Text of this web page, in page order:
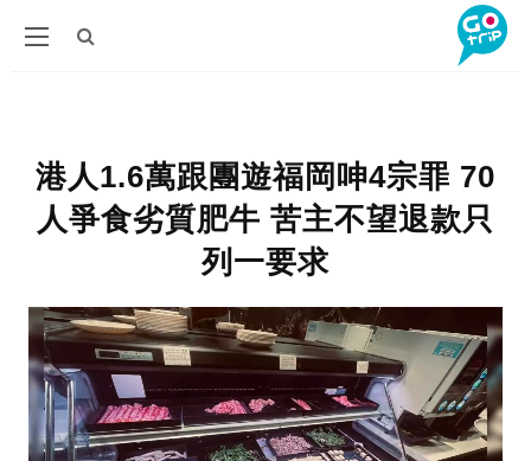
港人1.6萬跟團遊福岡呻4宗罪 70
人爭食劣質肥牛 苦主不望退款只
列一要求